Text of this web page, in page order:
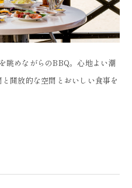
眺めながらのBBQ。心地よい潮
開放的な空間とおいしい食事を